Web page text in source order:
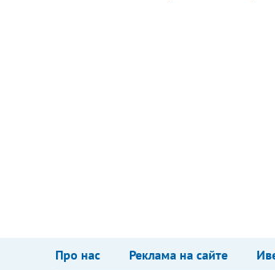
Про нас Реклама на сайте